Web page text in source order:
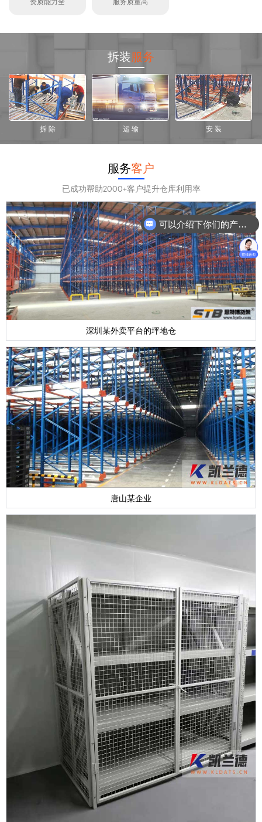
拆装服务
拆 除 运 输 安 装
服务客户
已成功帮助2000+客户提升仓库利用率
深圳某外卖平台的坪地仓
唐山某企业
可以介绍下你们的产品么？